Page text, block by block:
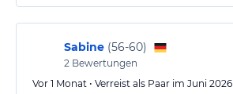
Sabine (56-60)
2 Bewertungen
Vor 1 Monat • Verreist als Paar im Juni 2026